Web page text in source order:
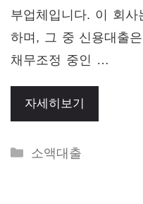
부업체입니다. 이 회
하며, 그 중 신용대출
채무조정 중인 …
자세히보기
Categories
소액대출